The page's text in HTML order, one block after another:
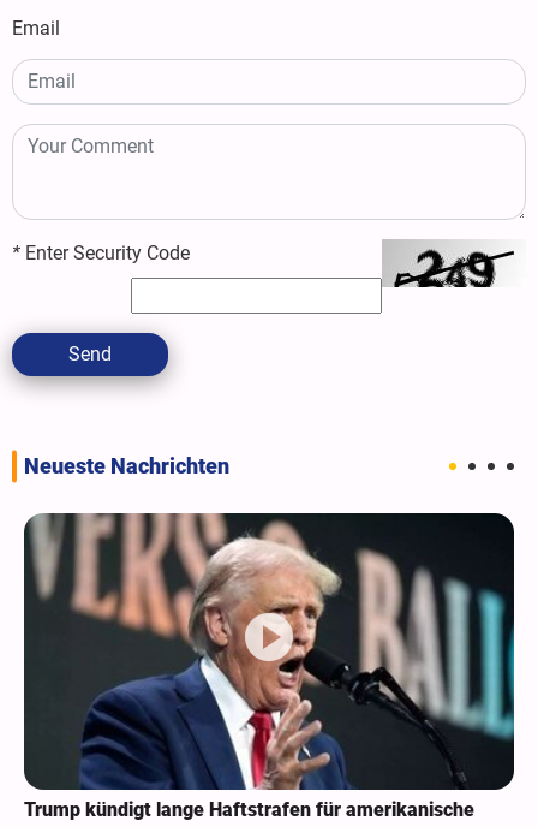
Email
* Enter Security Code
Send
Neueste Nachrichten
Trump kündigt lange Haftstrafen für amerikanische